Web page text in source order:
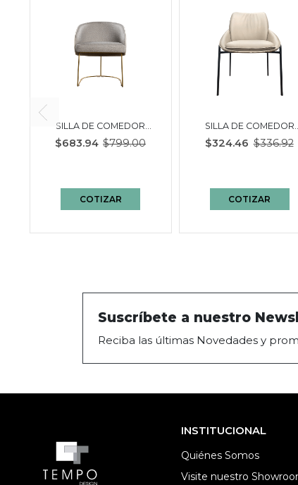
SILLA DE COMEDOR
ELISA| BI COLOR GRIS -
OFF WHITE
$683.94 $799.00
COTIZAR
SILLA DE COMEDOR
LIVONI | CAFÉ CLARO
$324.46 $336.92
COTIZAR
Suscríbete a nuestro
Reciba las últimas Novedades y
INSTITUCIONAL
Quiénes Somos
Visite nuestro